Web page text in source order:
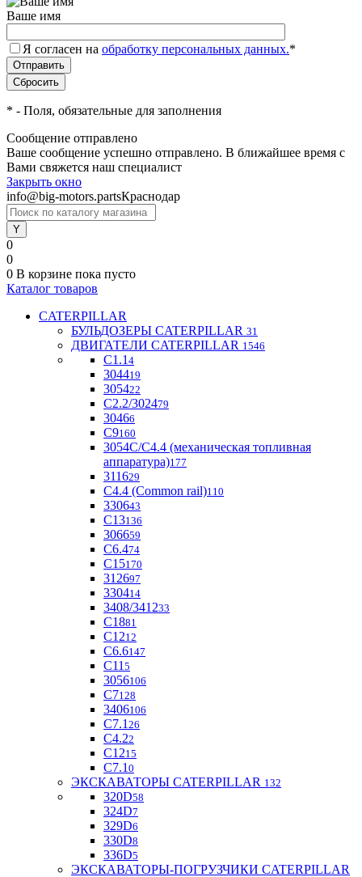
Ваше имя
Я согласен на обработку персональных данных.*
* - Поля, обязательные для заполнения
Сообщение отправлено
Ваше сообщение успешно отправлено. В ближайшее время с
Вами свяжется наш специалист
Закрыть окно
info@big-motors.partsКраснодар
0
0
0 В корзине пока пусто
Каталог товаров
CATERPILLAR
БУЛЬДОЗЕРЫ CATERPILLAR 31
ДВИГАТЕЛИ CATERPILLAR 1546
C1.1 4
304419
305422
С2.2/302479
30466
С9160
3054С/С4.4 (механическая топливная
аппаратура)177
311629
С4.4 (Common rail)110
330643
С13136
306659
С6.474
С15170
312697
330414
3408/341233
С1881
C1212
С6.6147
C11 5
3056106
С7128
3406106
C7.1 26
C4.22
С1215
С7.1 0
ЭКСКАВАТОРЫ CATERPILLAR 132
320D58
324D7
329D6
330D8
336D5
ЭКСКАВАТОРЫ-ПОГРУЗЧИКИ CATERPILLAR